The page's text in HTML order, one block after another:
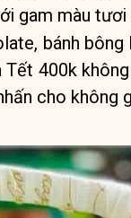
gam màu
bánh
400k
cho không